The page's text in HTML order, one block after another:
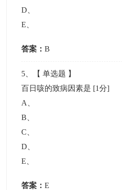
D
E
答案：B
5 、【单选题 】
百日咳的致病因素是 [1分]
A
B
C
D
E
答案：E